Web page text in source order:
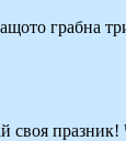
грабна
своя